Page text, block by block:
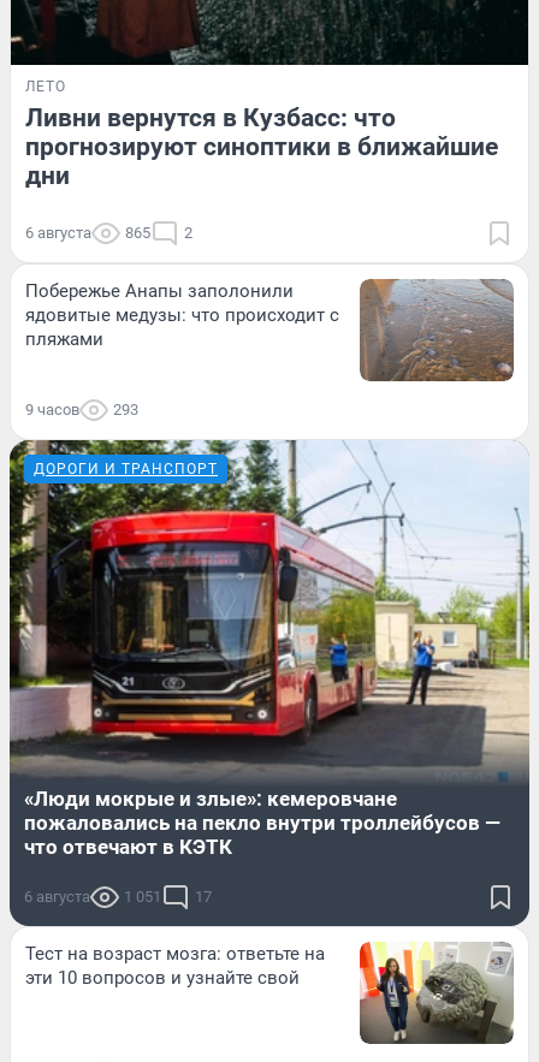
ЛЕТО
Ливни вернутся в Кузбасс: что
прогнозируют синоптики в ближайшие
дни
6 августа 865 2
Побережье Анапы заполонили
ядовитые медузы: что происходит с
пляжами
9 часов 293
ДОРОГИ И ТРАНСПОРТ
«Люди мокрые и злые»: кемеровчане
пожаловались на пекло внутри троллейбусов —
что отвечают в КЭТК
6 августа 1 051 17
Тест на возраст мозга: ответьте на
эти 10 вопросов и узнайте свой